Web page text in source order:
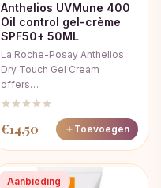
Anthelios UVMune 400
Oil control gel-crème
SPF50+ 50ML
La Roche-Posay Anthelios
Dry Touch Gel Cream
offers…
€14,50 Toevoegen
Aanbieding